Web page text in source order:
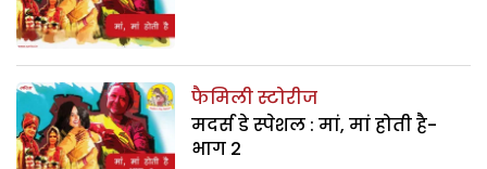
फैमिली स्टोरीज
मदर्स डे स्पेशल : मां, मां होती है-
भाग 2